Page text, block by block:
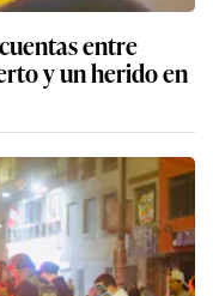
entre
y un herido en